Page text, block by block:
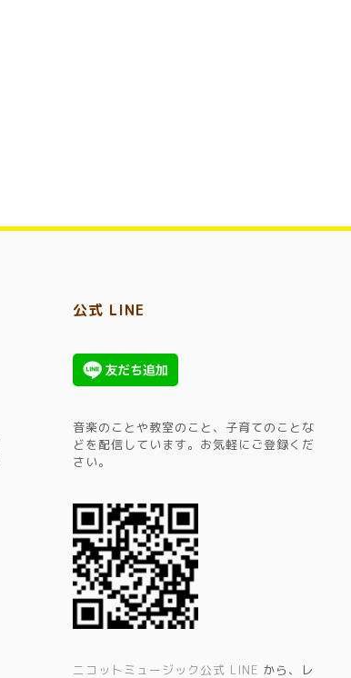
公式 LINE
音楽のことや教室のこと、子育てのことな
どを配信しています。​お気軽にご登録くだ
さい。
ニコットミュージック公式 LINE から、レ